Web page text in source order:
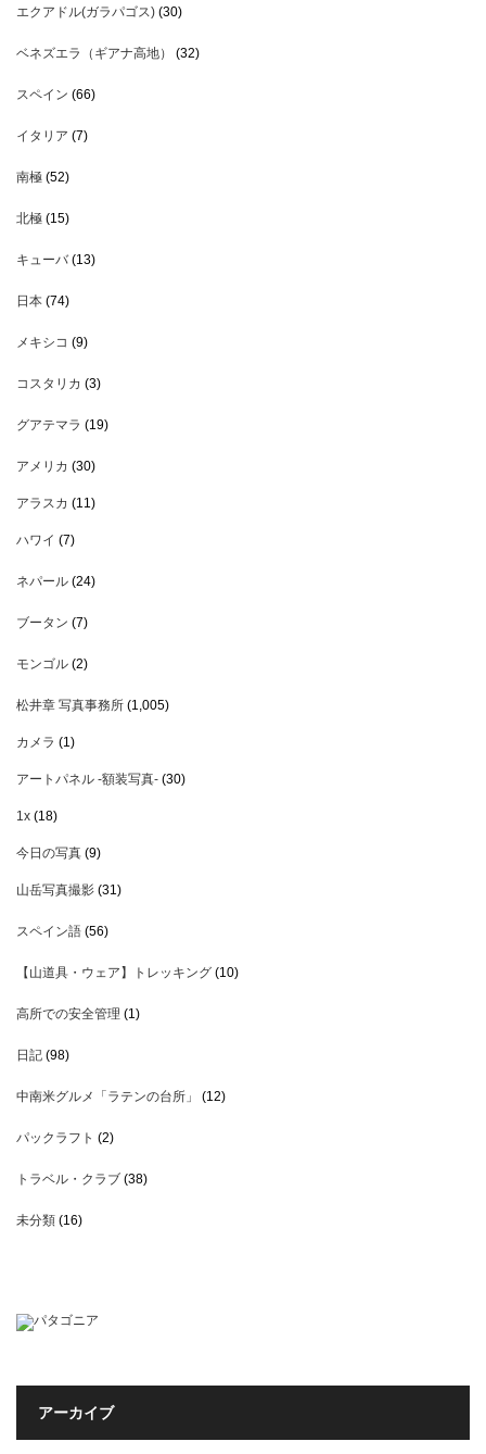
エクアドル(ガラパゴス) (30)
ベネズエラ（ギアナ高地） (32)
スペイン (66)
イタリア (7)
南極 (52)
北極 (15)
キューバ(13)
日本 (74)
メキシコ (9)
コスタリカ (3)
グアテマラ (19)
アメリカ (30)
アラスカ (11)
ハワイ (7)
ネパール (24)
ブータン (7)
モンゴル (2)
松井章 写真事務所 (1,005)
カメラ (1)
アートパネル -額装写真- (30)
1x (18)
今日の写真 (9)
山岳写真撮影 (31)
スペイン語 (56)
【山道具・ウェア】トレッキング (10)
高所での安全管理 (1)
日記 (98)
中南米グルメ「ラテンの台所」 (12)
パックラフト (2)
トラベル・クラブ (38)
未分類 (16)
アーカイブ